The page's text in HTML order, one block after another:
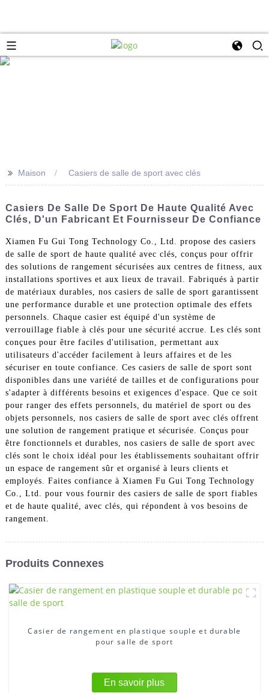
>> Maison Casiers de salle de sport avec clés
Casiers De Salle De Sport De Haute Qualité Avec
Clés, D'un Fabricant Et Fournisseur De Confiance
Xiamen Fu Gui Tong Technology Co., Ltd. propose des casiers
de salle de sport de haute qualité avec clés, conçus pour offrir
des solutions de rangement sécurisées aux centres de fitness, aux
installations sportives et aux lieux de travail. Fabriqués à partir
de matériaux durables, nos casiers de salle de sport garantissent
une performance durable et une protection optimale des effets
personnels. Chaque casier est équipé d'un système de
verrouillage fiable à clés pour une sécurité accrue. Les clés sont
conçues pour être faciles d'utilisation, permettant aux
utilisateurs d'accéder facilement à leurs affaires et de les
sécuriser en toute confiance. Ces casiers de salle de sport sont
disponibles dans une variété de tailles et de configurations pour
s'adapter à différents besoins et exigences d'espace. Que ce soit
pour ranger des effets personnels, du matériel de sport ou des
objets personnels, nos casiers de salle de sport avec clés offrent
une solution de rangement pratique et sécurisée. Conçus pour
être fonctionnels et durables, nos casiers de salle de sport avec
clés sont le choix idéal pour les établissements souhaitant offrir
un espace de rangement sûr et organisé à leurs clients et
employés. Faites confiance à Xiamen Fu Gui Tong Technology
Co., Ltd. pour vous fournir des casiers de salle de sport fiables
et de haute qualité, avec clés, qui répondent à vos besoins de
rangement.
Produits Connexes
Casier de rangement en plastique souple et durable
pour salle de sport
En savoir plus